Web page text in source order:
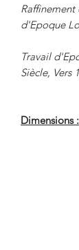
d'Epoque
Travail
Siècle, Vers
Dimensions :